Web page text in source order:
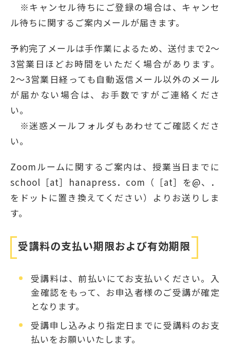
※キャンセル待ちにご登録の場合は、キャンセ
ル待ちに関するご案内メールが届きます。
予約完了メールは手作業によるため、送付まで2〜
3営業日ほどお時間をいただく場合があります。
2〜3営業日経っても自動返信メール以外のメール
が届かない場合は、お手数ですがご連絡くださ
い。
※迷惑メールフォルダもあわせてご確認くださ
い。
Zoomルームに関するご案内は、授業当日までに
school［at］hanapress．com（［at］を@、．
をドットに置き換えてください）よりお送りしま
す。
受講料の支払い期限および有効期限
受講料は、前払いにてお支払いください。入
金確認をもって、お申込者様のご受講が確定
となります。
受講申し込みより指定日までに受講料のお支
払いをお願いいたします。